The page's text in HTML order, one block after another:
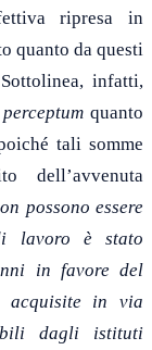
ripresa in
quanto da questi
infatti,
quanto
tali somme
dell’avvenuta
possono essere
lavoro è stato
in favore del
acquisite in via
dagli istituti